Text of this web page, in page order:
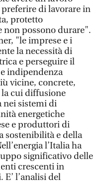
di lavorare in
protetto
non possono durare".
"le imprese e i
la necessità di
e perseguire il
indipendenza
vicine, concrete,
cui diffusione
nei sistemi di
energetiche
e produttori di
sostenibilità e della
l’Italia ha
significativo delle
crescenti in
l’analisi del